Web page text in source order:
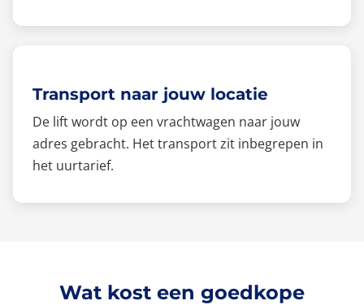
Transport naar jouw locatie
De lift wordt op een vrachtwagen naar jouw
adres gebracht. Het transport zit inbegrepen in
het uurtarief.
Wat kost een goedkope